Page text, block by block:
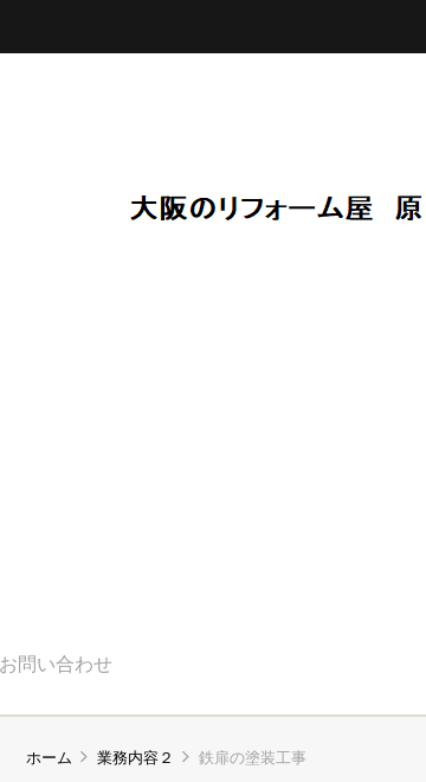
お問い合わせ
ホーム 業務内容２ 鉄扉の塗装工事